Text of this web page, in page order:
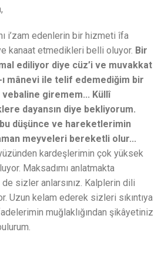
i’zam edenlerin bir hizmeti îfa
kanaat etmedikleri belli oluyor. Bir
ediliyor diye cüz’i ve muvakkat
mânevi ile telif edemediğim bir
giremem... Küllî
dayansın diye bekliyorum.
düşünce ve hareketlerimin
meyveleri bereketli olur...
kardeşlerimin çok yüksek
Maksadımı anlatmakta
de sizler anlarsınız. Kalplerin dili
Uzun kelam ederek sizleri sıkıntıya
muğlaklığından şikâyetiniz